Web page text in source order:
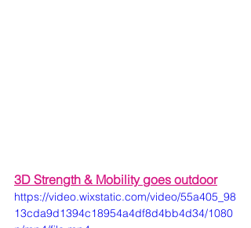
3D Strength & Mobility goes outdoor
https://video.wixstatic.com/video/55a405_98
13cda9d1394c18954a4df8d4bb4d34/1080